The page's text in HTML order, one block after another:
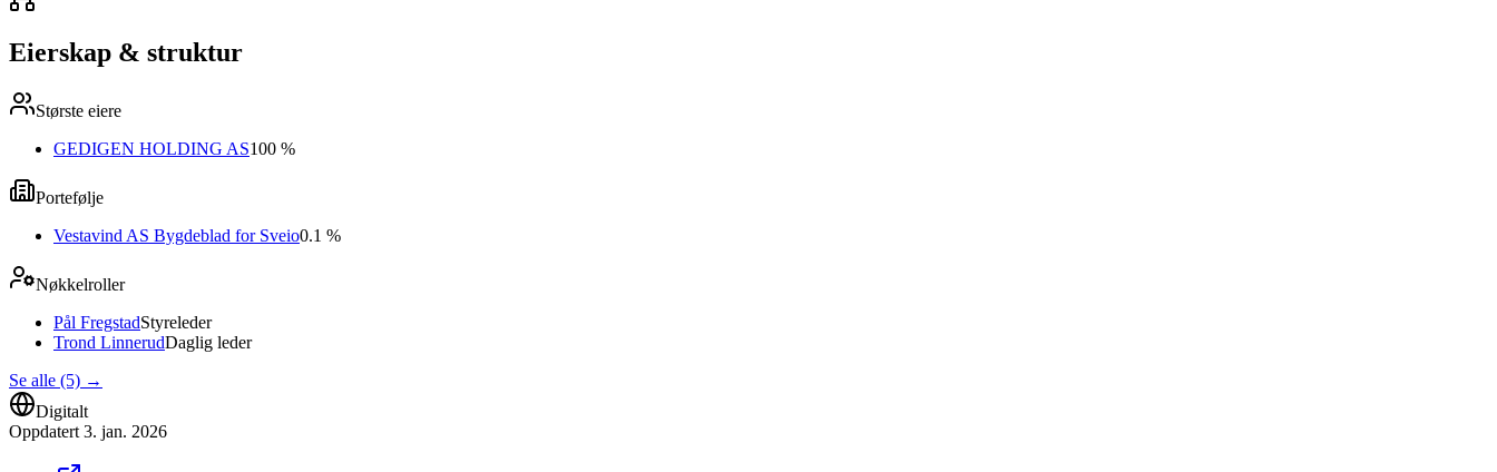
Eierskap & struktur
Største eiere
GEDIGEN HOLDING AS100 %
Portefølje
Vestavind AS Bygdeblad for Sveio0.1 %
Nøkkelroller
Pål FregstadStyreleder
Trond LinnerudDaglig leder
Se alle (5) →
Digitalt
Oppdatert 3. jan. 2026